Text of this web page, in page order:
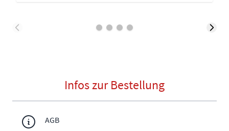
Infos zur Bestellung
AGB